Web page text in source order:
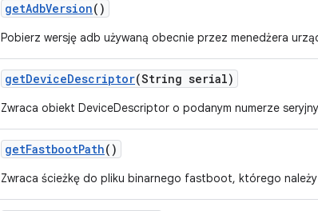
getAdbVersion()
Pobierz wersję adb używaną obecnie przez menedżera
getDeviceDescriptor(String serial)
Zwraca obiekt DeviceDescriptor o podanym numerze
getFastbootPath()
Zwraca ścieżkę do pliku binarnego fastboot, którego